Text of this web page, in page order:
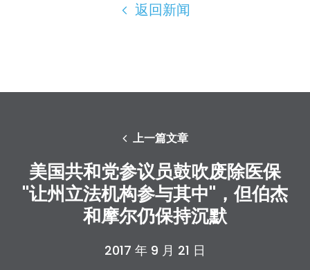
返回新闻
上一篇文章
美国共和党参议员鼓吹废除医保
"让州立法机构参与其中"，但伯杰
和摩尔仍保持沉默
2017 年 9 月 21 日